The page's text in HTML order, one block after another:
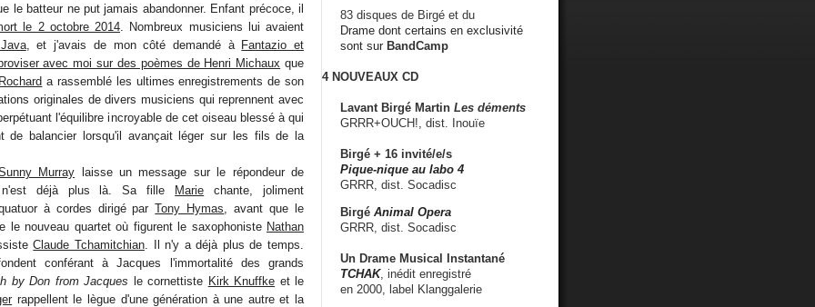
le batteur ne put jamais abandonner. Enfant précoce, il
le 2 octobre 2014 . Nombreux musiciens lui avaient
, et j'avais de mon côté demandé à Fantazio et
avec moi sur des poèmes de Henri Michaux que
a rassemblé les ultimes enregistrements de son
originales de divers musiciens qui reprennent avec
l'équilibre incroyable de cet oiseau blessé à qui
de balancier lorsqu'il avançait léger sur les fils de la
Murray laisse un message sur le répondeur de
n'est déjà plus là. Sa fille
Marie chante, joliment
à cordes dirigé parTony Hymas , avant que le
le nouveau quartet où figurent le saxophoniste Nathan
Claude Tchamitchian. Il n'y a déjà plus de temps.
conférant à Jacques l'immortalité des grands
by Don from Jacques le cornettiste Kirk Knuffke et le
rappellent le lègue d'une génération à une autre et la
83 disques de Birgé et du
Drame dont certains en exclusivité
sont sur BandCamp
4 NOUVEAUX CD
Lavant Birgé Martin Les déments
GRRR+OUCH!, dist. Inouïe
Birgé + 16 invité/e/s
Pique-nique au labo 4
GRRR, dist. Socadisc
Birgé Animal Opera
GRRR, dist. Socadisc
Un Drame Musical Instantané
TCHAK, inédit enregistré
en 2000, label Klanggalerie